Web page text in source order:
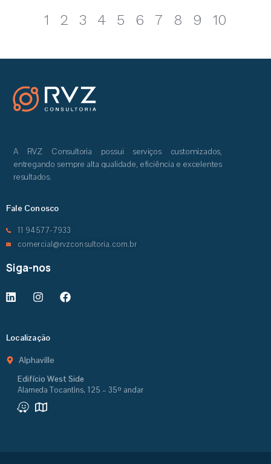
1 2 3 4 5 6 7 8 9 10
A RVZ Consultoria possui serviços customizados,
entregando sempre alta qualidade, eficiência e excelentes
resultados.
Fale Conosco
11 94577-7933
comercial@rvzconsultoria.com.br
Siga-nos
Localização
Alphaville
Edifício West Side
Alameda Tocantins, 125 – 35º andar